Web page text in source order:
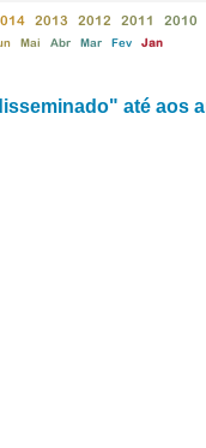
2013 2012 2011 2010
Mai Abr Mar Fev Jan
até aos